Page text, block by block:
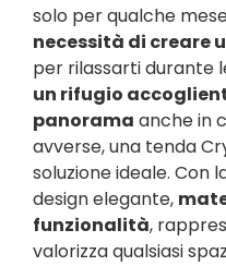
solo per qualche
necessità di creare
per rilassarti durante
un rifugio
panorama anche in
avverse, una tenda
soluzione ideale. Con
design elegante,
funzionalità,
valorizza qualsiasi